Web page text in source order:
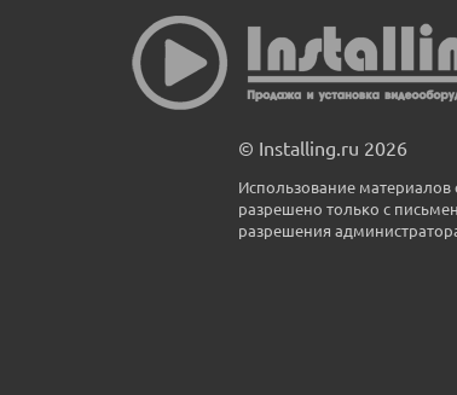
© Installing.ru 2026
Использование материалов
разрешено только с
разрешения